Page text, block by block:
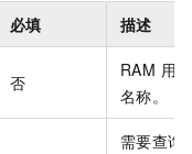
必填 描述
否
RAM 用户
名称。
需要查询